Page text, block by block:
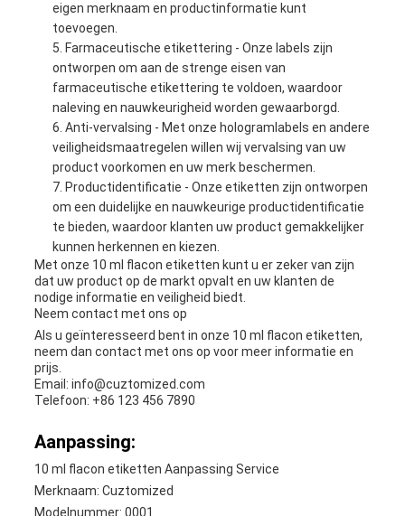
eigen merknaam en productinformatie kunt
toevoegen.
Farmaceutische etikettering - Onze labels zijn
ontworpen om aan de strenge eisen van
farmaceutische etikettering te voldoen, waardoor
naleving en nauwkeurigheid worden gewaarborgd.
Anti-vervalsing - Met onze hologramlabels en andere
veiligheidsmaatregelen willen wij vervalsing van uw
product voorkomen en uw merk beschermen.
Productidentificatie - Onze etiketten zijn ontworpen
om een duidelijke en nauwkeurige productidentificatie
te bieden, waardoor klanten uw product gemakkelijker
kunnen herkennen en kiezen.
Met onze 10 ml flacon etiketten kunt u er zeker van zijn
dat uw product op de markt opvalt en uw klanten de
nodige informatie en veiligheid biedt.
Neem contact met ons op
Als u geïnteresseerd bent in onze 10 ml flacon etiketten,
neem dan contact met ons op voor meer informatie en
prijs.
Email: info@cuztomized.com
Telefoon: +86 123 456 7890
Aanpassing:
10 ml flacon etiketten Aanpassing Service
Merknaam: Cuztomized
Modelnummer: 0001